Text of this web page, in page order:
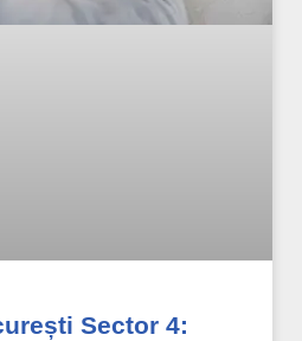
Sector 4: